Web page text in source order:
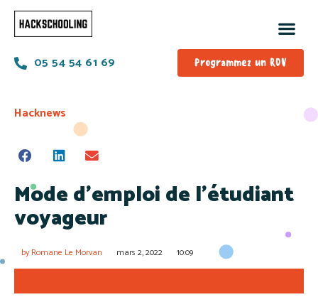
05 54 54 61 69 Programmez un RDV
Hacknews
Mode d’emploi de l’étudiant
voyageur
byRomane Le Morvan mars 2, 2022 10:09